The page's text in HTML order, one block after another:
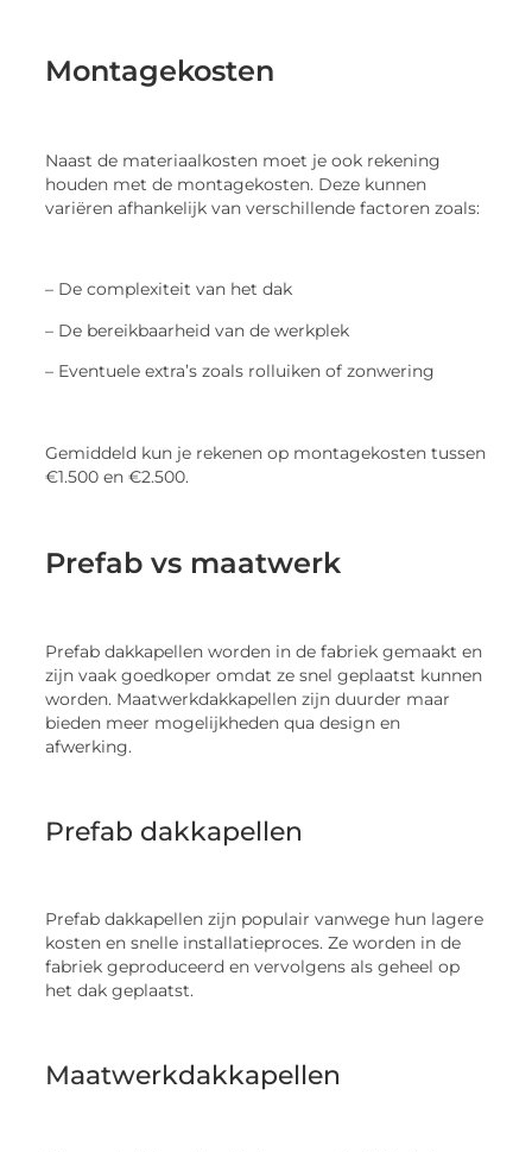
Montagekosten
Naast de materiaalkosten moet je ook rekening
houden met de montagekosten. Deze kunnen
variëren afhankelijk van verschillende factoren zoals:
– De complexiteit van het dak
– De bereikbaarheid van de werkplek
– Eventuele extra’s zoals rolluiken of zonwering
Gemiddeld kun je rekenen op montagekosten tussen
€1.500 en €2.500.
Prefab vs maatwerk
Prefab dakkapellen worden in de fabriek gemaakt en
zijn vaak goedkoper omdat ze snel geplaatst kunnen
worden. Maatwerkdakkapellen zijn duurder maar
bieden meer mogelijkheden qua design en
afwerking.
Prefab dakkapellen
Prefab dakkapellen zijn populair vanwege hun lagere
kosten en snelle installatieproces. Ze worden in de
fabriek geproduceerd en vervolgens als geheel op
het dak geplaatst.
Maatwerkdakkapellen